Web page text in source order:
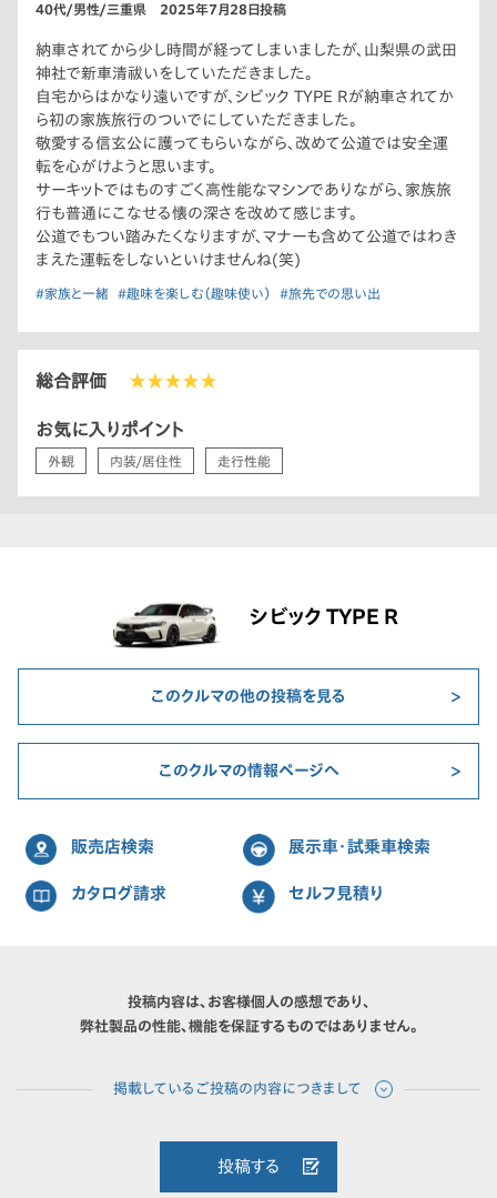
40代/男性/三重県 2025年7月28日投稿
納車されてから少し時間が経ってしまいましたが、山梨県の武田
神社で新車清祓いをしていただきました。
自宅からはかなり遠いですが、シビック TYPE Rが納車されてか
ら初の家族旅行のついでにしていただきました。
敬愛する信玄公に護ってもらいながら、改めて公道では安全運
転を心がけようと思います。
サーキットではものすごく高性能なマシンでありながら、家族旅
行も普通にこなせる懐の深さを改めて感じます。
公道でもつい踏みたくなりますが、マナーも含めて公道ではわき
まえた運転をしないといけませんね(笑)
#家族と一緒 #趣味を楽しむ（趣味使い） #旅先での思い出
総合評価 ★★★★★
お気に入りポイント
外観 内装/居住性 走行性能
シビック TYPE R
このクルマの他の投稿を見る
このクルマの情報ページへ
販売店検索 展示車・試乗車検索
カタログ請求 セルフ見積り
投稿内容は、お客様個人の感想であり、
弊社製品の性能、機能を保証するものではありません。
投稿する